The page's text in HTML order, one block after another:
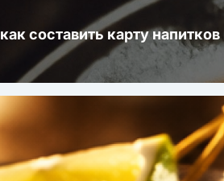
составить карту